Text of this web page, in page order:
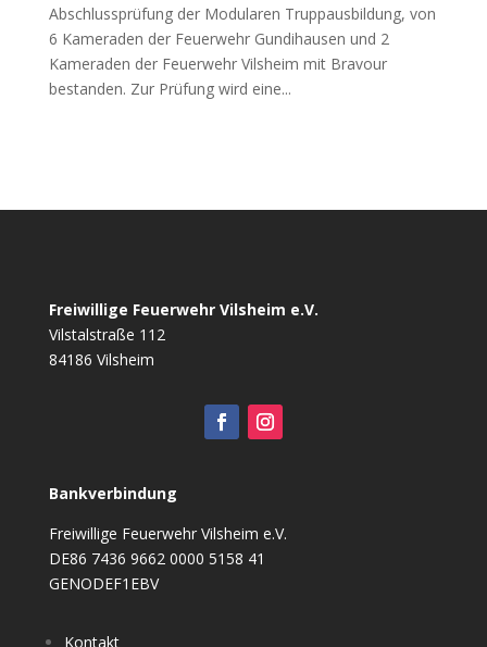
Abschlussprüfung der Modularen Truppausbildung, von
6 Kameraden der Feuerwehr Gundihausen und 2
Kameraden der Feuerwehr Vilsheim mit Bravour
bestanden. Zur Prüfung wird eine...
Freiwillige Feuerwehr Vilsheim e.V.
Vilstalstraße 112
84186 Vilsheim
Bankverbindung
Freiwillige Feuerwehr Vilsheim e.V.
DE86 7436 9662 0000 5158 41
GENODEF1EBV
Kontakt